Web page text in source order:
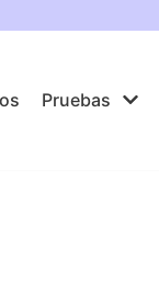
Pruebas